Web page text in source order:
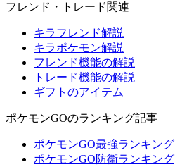
フレンド・トレード関連
キラフレンド解説
キラポケモン解説
フレンド機能の解説
トレード機能の解説
ギフトのアイテム
ポケモンGOのランキング記事
ポケモンGO最強ランキング
ポケモンGO防衛ランキング